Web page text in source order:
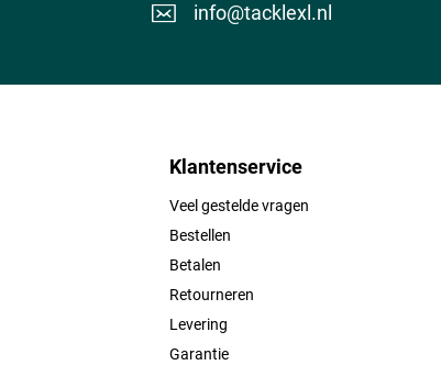
info@tacklexl.nl
Klantenservice
Veel gestelde vragen
Bestellen
Betalen
Retourneren
Levering
Garantie